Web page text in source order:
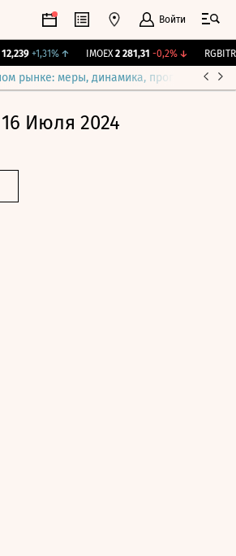
Войти
+1,31% ↑ IMOEX 2 281,31 -0,2%↓ RGBITR
рынке: меры, динамика, прогнозы
16 Июля 2024